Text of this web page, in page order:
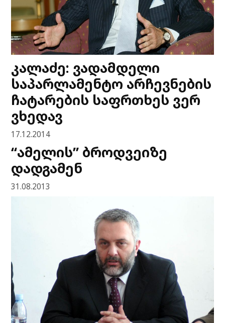
კალაძე: ვადამდელი
საპარლამენტო არჩევნების
ჩატარების საფრთხეს ვერ
ვხედავ
17.12.2014
“ამელის” ბროდვეიზე
დადგამენ
31.08.2013